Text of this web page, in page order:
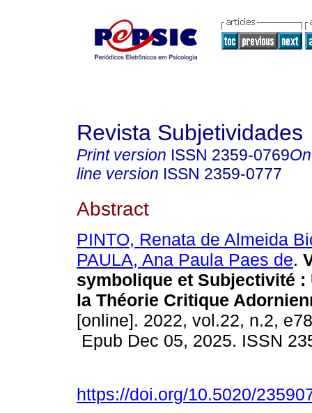
Revista Subjetividades
Print version ISSN 2359-0769
line version ISSN 2359-0777
Abstract
PINTO, Renata de Almeida
PAULA, Ana Paula Paes de.
symbolique et Subjectivité :
la Théorie Critique
[online]. 2022, vol.22, n.2,
Epub Dec 05, 2025. ISSN
https://doi.org/10.5020/